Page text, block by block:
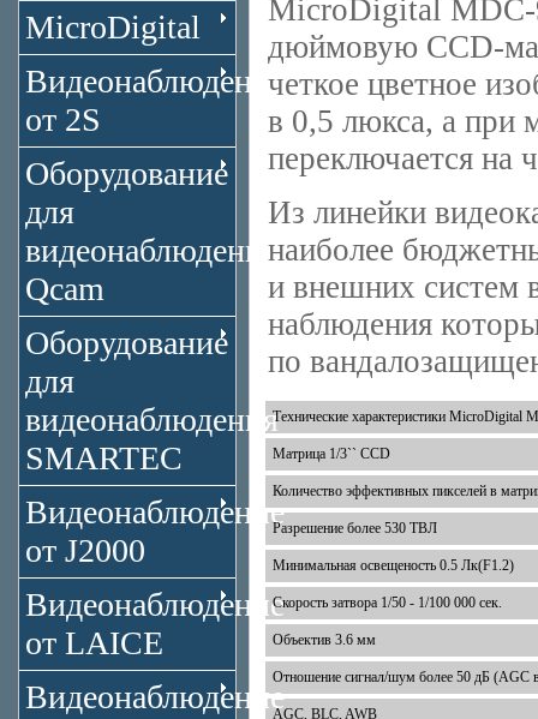
MicroDigital
Видеонаблюдение
от 2S
Оборудование
для
видеонаблюдения
Qcam
Оборудование
для
видеонаблюдения
SMARTEC
Видеонаблюдение
от J2000
Видеонаблюдение
от LAICE
Видеонаблюдение
MicroDigital MDC-
дюймовую CCD-
четкое цветное
в 0,5 люкса, а при
переключается на
Из линейки
наиболее
и внешних систем
наблюдения
по
Технические характеристики MicroDigital
Матрица 1/3`` CCD
Количество эффективных пикселей в
Разрешение более 530 ТВЛ
Минимальная освещеность 0.5 Лк(F1.2)
Скорость затвора 1/50 - 1/100 000 сек.
Объектив 3.6 мм
Отношение сигнал/шум более 50 дБ (AGC
AGC, BLC, AWB